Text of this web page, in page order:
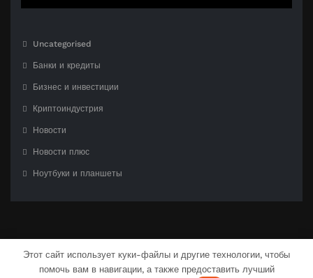
Uncategorised
Банки и кредиты
Бизнес и инвестиции
Криптоиндустрия
Новости
Новости плюс
Ноутбуки и планшеты
С гордостью созлано наWordPress| Тема:CloudPress Dark
Этот сайт использует куки-файлы и другие технологии, чтобы
помочь вам в навигации, а также предоставить лучший